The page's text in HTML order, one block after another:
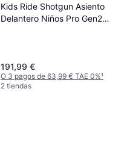
Kids Ride Shotgun Asiento
Delantero Niños Pro Gen2
191,99 €
O 3 pagos de 63,99 € TAE 0%¹
2 tiendas